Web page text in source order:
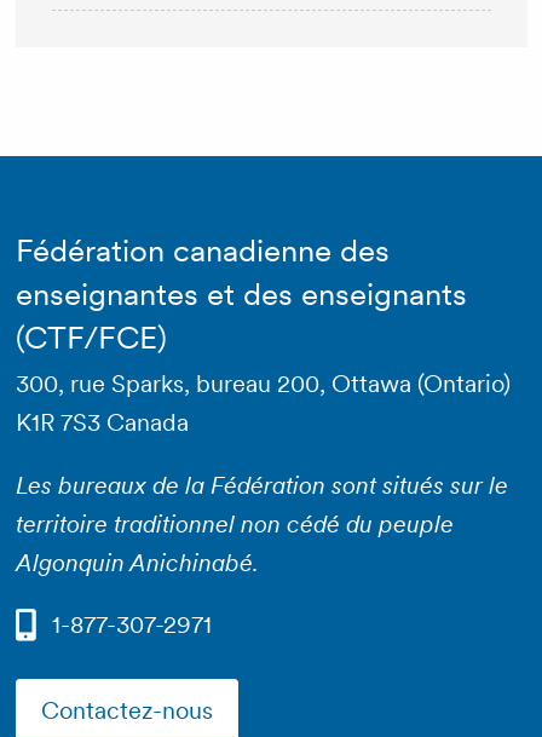
Fédération canadienne des
enseignantes et des enseignants
(CTF/FCE)
300, rue Sparks, bureau 200, Ottawa (Ontario)
K1R 7S3 Canada
Les bureaux de la Fédération sont situés sur le
territoire traditionnel non cédé du peuple
Algonquin Anichinabé.
1-877-307-2971
Contactez-nous